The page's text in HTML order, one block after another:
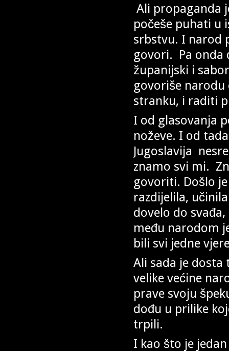
Ali propaganda
počeše puhati u
srbstvu. I narod
govori. Pa onda
županijski i
govoriše
stranku, i raditi
I od glasovanja
noževe. I od
Jugoslavija
znamo svi mi.
govoriti. Došlo
razdijelila,
dovelo do
među narodom
bili svi jedne
Ali sada je dosta
velike većine
prave svoju
dođu u prilike
trpili.
I kao što je